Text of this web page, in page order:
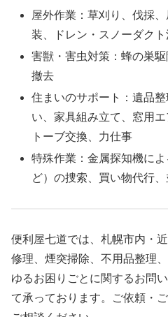
屋外作業：草刈り、伐採
装、ドレン・スノーダク
害獣・害虫対策：蜂の巣
撤去
住まいのサポート：遺品
い、家具組み立て、窓用
トーブ交換、力仕事
特殊作業：金属探知機に
ど）の捜索、買い物代行
便利屋七道では、札幌市内・
修理、煙突掃除、不用品整理
ゆるお困りごとに関するお問
て承っております。ご依頼・